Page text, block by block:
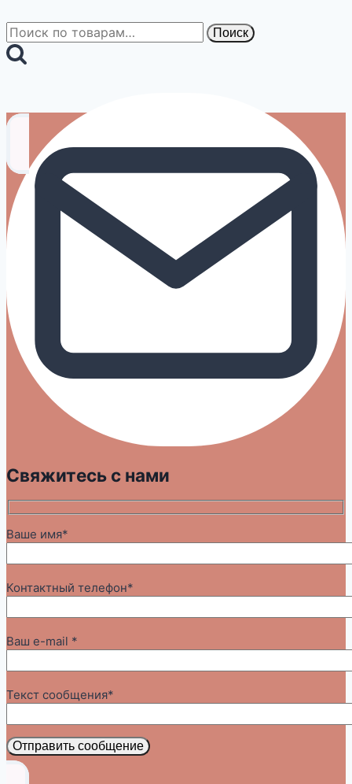
Искать: Поиск
Свяжитесь с нами
Ваше имя*
Контактный телефон*
Ваш e-mail *
Текст сообщения*
Отправить сообщение